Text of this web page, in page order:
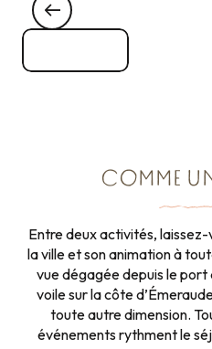
LES MAISONS
COMME
Entre deux activités,
la ville et son animation à
vue dégagée depuis le
voile sur la côte
toute autre dimension.
événements rythment le